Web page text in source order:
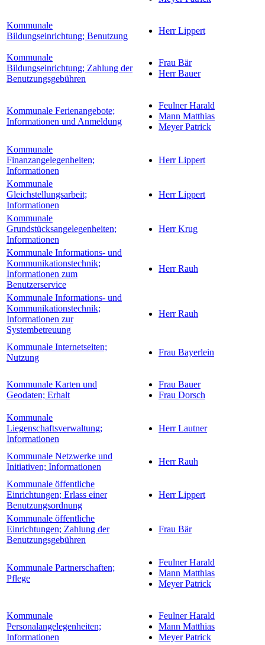
Kommunale
Bildungseinrichtung; Benutzung
Herr Lippert
Kommunale
Bildungseinrichtung; Zahlung der
Benutzungsgebühren
Frau Bär
Herr Bauer
Kommunale Ferienangebote;
Informationen und Anmeldung
Feulner Harald
Mann Matthias
Meyer Patrick
Kommunale
Finanzangelegenheiten;
Informationen
Herr Lippert
Kommunale
Gleichstellungsarbeit;
Informationen
Herr Lippert
Kommunale
Grundstücksangelegenheiten;
Informationen
Herr Krug
Kommunale Informations- und
Kommunikationstechnik;
Informationen zum
Benutzerservice
Herr Rauh
Kommunale Informations- und
Kommunikationstechnik;
Informationen zur
Systembetreuung
Herr Rauh
Kommunale Internetseiten;
Nutzung
Frau Bayerlein
Kommunale Karten und
Geodaten; Erhalt
Frau Bauer
Frau Dorsch
Kommunale
Liegenschaftsverwaltung;
Informationen
Herr Lautner
Kommunale Netzwerke und
Initiativen; Informationen
Herr Rauh
Kommunale öffentliche
Einrichtungen; Erlass einer
Benutzungsordnung
Herr Lippert
Kommunale öffentliche
Einrichtungen; Zahlung der
Benutzungsgebühren
Frau Bär
Kommunale Partnerschaften;
Pflege
Feulner Harald
Mann Matthias
Meyer Patrick
Kommunale
Personalangelegenheiten;
Informationen
Feulner Harald
Mann Matthias
Meyer Patrick